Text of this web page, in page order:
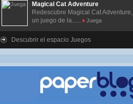
Magical Cat Adventure
Redescubre Magical Cat Adventure,
un juego de la......
Juega
Descubrir el espacio Juegos